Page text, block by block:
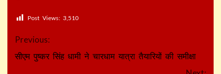
Post Views: 3,510
Continue
Reading
Previous:
सीएम पुष्कर सिंह धामी ने चारधाम यात्रा तैयारियों की समीक्षा